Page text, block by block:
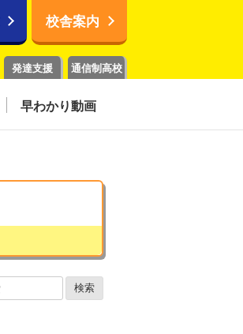
校舎案内
発達支援 通信制高校
早わかり動画